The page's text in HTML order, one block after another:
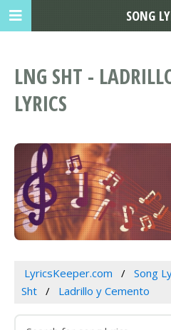
LNG SHT -
LYRICS
LyricsKeeper.com Song
Sht
Ladrillo y Cemento
SONG